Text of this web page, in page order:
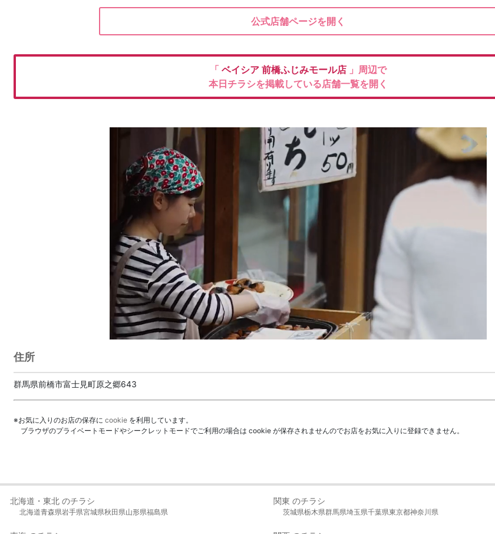
公式店舗ページを開く
「 ベイシア 前橋ふじみモール店 」周辺で
本日チラシを掲載している店舗一覧を開く
住所
群馬県前橋市富士見町原之郷643
※お気に入りのお店の保存に cookie を利用しています。
ブラウザのプライベートモードやシークレットモードでご利用の場合は cookie が保存されませんのでお店をお気に入りに登録できません。
北海道・東北 のチラシ
北海道青森県岩手県宮城県秋田県山形県福島県
関東 のチラシ
茨城県栃木県群馬県埼玉県千葉県東京都神奈川県